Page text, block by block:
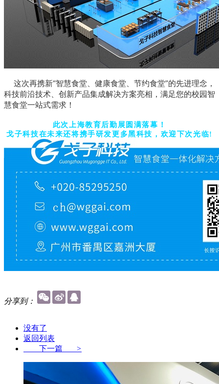
这次再携新“智慧食堂、健康食堂、节约食堂”的先进理念，
科技前沿技术、创新产品集成解决方案亮相，满足您的校园智
慧食堂一站式需求！
此次上海教育后勤展圆满落幕！
戈子科技在未来还将携手研发更多黑科技，欢迎下次光临!
分享到：
没有了
返回列表
下一篇 >